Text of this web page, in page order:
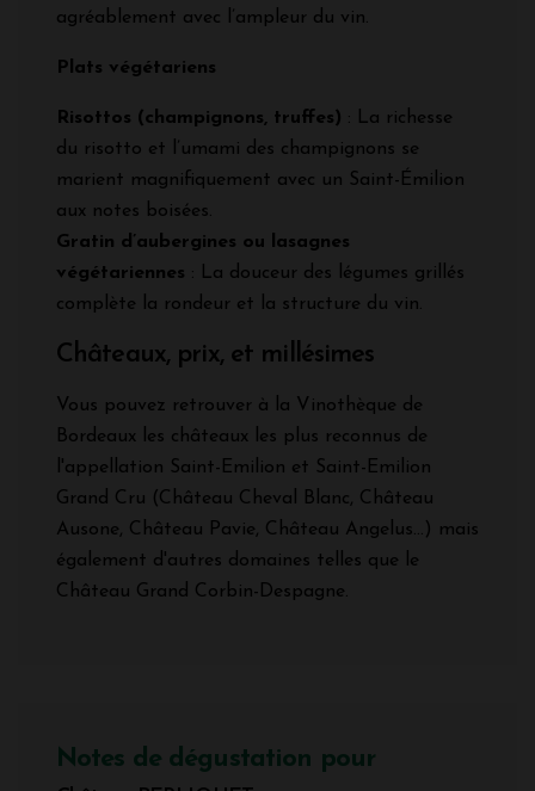
agréablement avec l’ampleur du vin.
Plats végétariens
Risottos (champignons, truffes) : La richesse
du risotto et l’umami des champignons se
marient magnifiquement avec un Saint-Émilion
aux notes boisées.
Gratin d’aubergines ou lasagnes
végétariennes : La douceur des légumes grillés
complète la rondeur et la structure du vin.
Châteaux, prix, et millésimes
Vous pouvez retrouver à la Vinothèque de
Bordeaux les châteaux les plus reconnus de
l'appellation Saint-Emilion et Saint-Emilion
Grand Cru (Château Cheval Blanc, Château
Ausone, Château Pavie, Château Angelus...) mais
également d'autres domaines telles que le
Château Grand Corbin-Despagne.
Notes de dégustation pour